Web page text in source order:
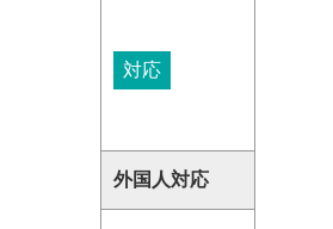
対応
外国人対応